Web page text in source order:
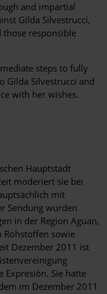
and impartial
Gilda Silvestrucci,
responsible
steps to fully
Gilda Silvestrucci and
with her wishes.
Hauptstadt
moderiert sie bei
mit
Sendung wurden
in der Region Aguan,
Rohstoffen sowie
Dezember 2011 ist
Expresión. Sie hatte
im Dezember 2011